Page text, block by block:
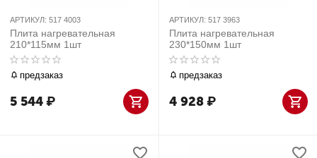
АРТИКУЛ: 517 4003
Плита нагревательная
210*115мм 1шт
предзаказ
5 544₽
АРТИКУЛ: 517 3963
Плита нагревательная
230*150мм 1шт
предзаказ
4 928₽